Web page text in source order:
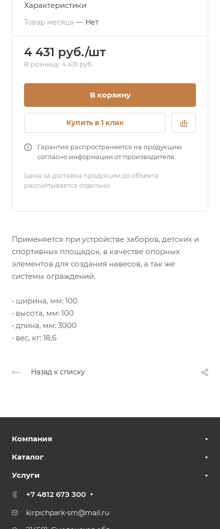
Характеристики
Товар месяца — Нет
4 431 руб./шт
В розницу: 4 431 руб.
В корзину
Купить в 1 клик
Гарантия распространяется на продукцию
согласно информации от производителя.
Цена за доставка продукции до объекта
рассчитывается отдельно.
Применяется при устройстве заборов, детских и
спортивных площадок, в качестве опорных
элементов для создания навесов, а так же
системы ограждений.
• ширина, мм: 100
• высота, мм: 100
• длина, мм: 3000
• вес, кг: 18,6
Назад к списку
Компания
Каталог
Услуги
+7 4812 67З 300
kirpichpark-sm@mail.ru